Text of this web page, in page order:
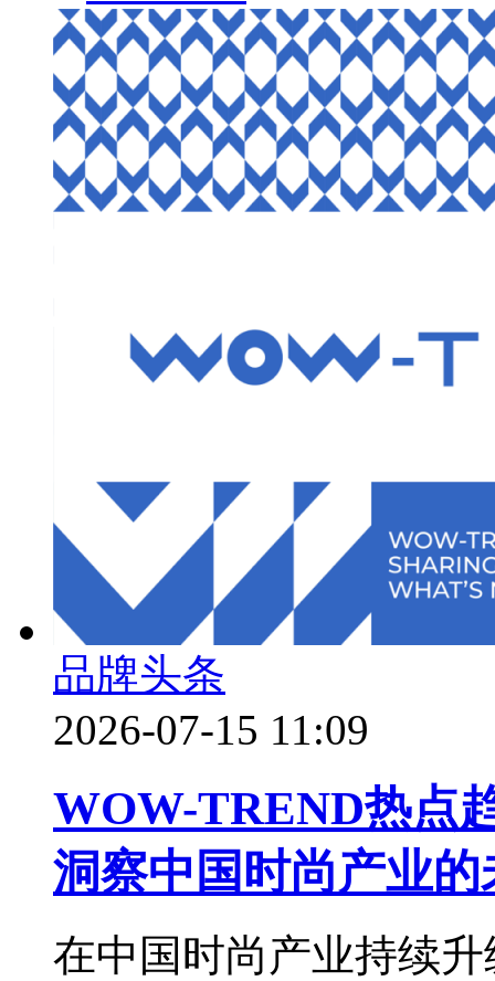
品牌头条
2026-07-15 11:09
WOW-TREND热点
洞察中国时尚产业的
在中国时尚产业持续